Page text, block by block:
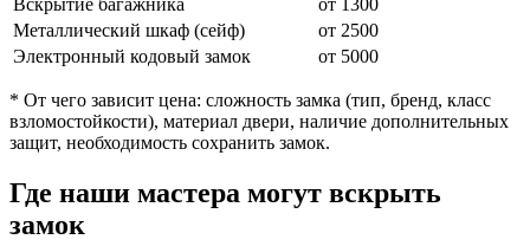
Вскрытие багажника
от 1300
Металлический шкаф (сейф)
от 2500
Электронный кодовый замок
от 5000
* От чего зависит цена: сложность замка (тип, бренд, класс
взломостойкости), материал двери, наличие дополнительных
защит, необходимость сохранить замок.
Где наши мастера могут вскрыть
замок